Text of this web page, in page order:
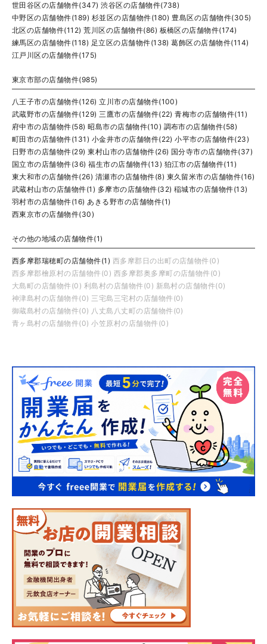
世田谷区の店舗物件(347) 渋谷区の店舗物件(738)
中野区の店舗物件(189) 杉並区の店舗物件(180) 豊島区の店舗物件(305)
北区の店舗物件(112) 荒川区の店舗物件(86) 板橋区の店舗物件(174)
練馬区の店舗物件(118) 足立区の店舗物件(138) 葛飾区の店舗物件(114)
江戸川区の店舗物件(175)
東京市部の店舗物件(985)
八王子市の店舗物件(126) 立川市の店舗物件(100)
武蔵野市の店舗物件(129) 三鷹市の店舗物件(22) 青梅市の店舗物件(11)
府中市の店舗物件(58) 昭島市の店舗物件(10) 調布市の店舗物件(58)
町田市の店舗物件(131) 小金井市の店舗物件(22) 小平市の店舗物件(23)
日野市の店舗物件(29) 東村山市の店舗物件(26) 国分寺市の店舗物件(37)
国立市の店舗物件(36) 福生市の店舗物件(13) 狛江市の店舗物件(11)
東大和市の店舗物件(26) 清瀬市の店舗物件(8) 東久留米市の店舗物件(16)
武蔵村山市の店舗物件(1) 多摩市の店舗物件(32) 稲城市の店舗物件(13)
羽村市の店舗物件(16) あきる野市の店舗物件(1)
西東京市の店舗物件(30)
その他の地域の店舗物件(1)
西多摩郡瑞穂町の店舗物件(1) 西多摩郡日の出町の店舗物件(0)
西多摩郡檜原村の店舗物件(0) 西多摩郡奥多摩町の店舗物件(0)
大島町の店舗物件(0) 利島村の店舗物件(0) 新島村の店舗物件(0)
神津島村の店舗物件(0) 三宅島三宅村の店舗物件(0)
御蔵島村の店舗物件(0) 八丈島八丈町の店舗物件(0)
青ヶ島村の店舗物件(0) 小笠原村の店舗物件(0)